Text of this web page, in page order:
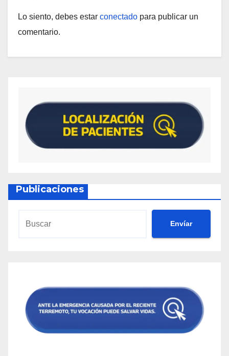
Lo siento, debes estar conectado para publicar un
comentario.
Publicaciones
Envíar